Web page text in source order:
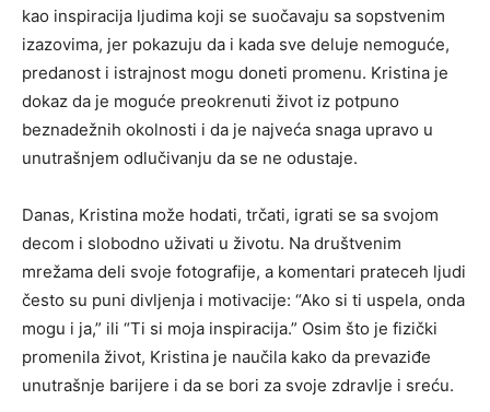
kao inspiracija ljudima koji se suočavaju sa sopstvenim
izazovima, jer pokazuju da i kada sve deluje nemoguće,
predanost i istrajnost mogu doneti promenu. Kristina je
dokaz da je moguće preokrenuti život iz potpuno
beznadežnih okolnosti i da je najveća snaga upravo u
unutrašnjem odlučivanju da se ne odustaje.
Danas, Kristina može hodati, trčati, igrati se sa svojom
decom i slobodno uživati u životu. Na društvenim
mrežama deli svoje fotografije, a komentari prateceh ljudi
često su puni divljenja i motivacije: “Ako si ti uspela, onda
mogu i ja,” ili “Ti si moja inspiracija.” Osim što je fizički
promenila život, Kristina je naučila kako da prevaziđe
unutrašnje barijere i da se bori za svoje zdravlje i sreću.